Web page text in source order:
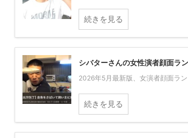
続きを見る
シバターさんの女性演者顔面ラ
2026年5月最新版、女演者顔面ラ
続きを見る